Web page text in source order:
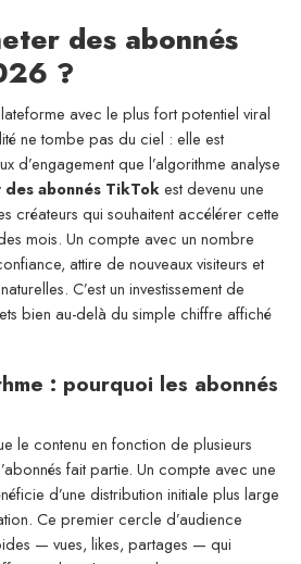
des abonnés
?
avec le plus fort potentiel viral
ne tombe pas du ciel : elle est
d’engagement que l’algorithme analyse
abonnés TikTokest devenu une
créateurs qui souhaitent accélérer cette
mois. Un compte avec un nombre
attire de nouveaux visiteurs et
C’est un investissement de
bien au-delà du simple chiffre affiché
: pourquoi les abonnés
le contenu en fonction de plusieurs
fait partie. Un compte avec une
d’une distribution initiale plus large
Ce premier cercle d’audience
— vues, likes, partages — qui